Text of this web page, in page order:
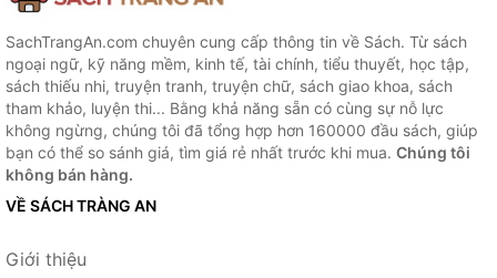
SachTrangAn.com chuyên cung cấp thông tin về Sách. Từ sách
ngoại ngữ, kỹ năng mềm, kinh tế, tài chính, tiểu thuyết, học tập,
sách thiếu nhi, truyện tranh, truyện chữ, sách giao khoa, sách
tham khảo, luyện thi... Bằng khả năng sẵn có cùng sự nỗ lực
không ngừng, chúng tôi đã tổng hợp hơn 160000 đầu sách, giúp
bạn có thể so sánh giá, tìm giá rẻ nhất trước khi mua. Chúng tôi
không bán hàng.
VỀ SÁCH TRÀNG AN
Giới thiệu